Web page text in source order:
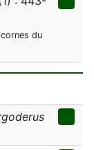
du